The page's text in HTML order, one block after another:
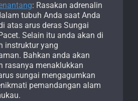
: Rasakan adrenalin
tubuh Anda saat Anda
atas arus deras Sungai
Selain itu anda akan di
instruktur yang
Bahkan anda akan
rasanya menaklukkan
sungai mengagumkan
pemandangan alam